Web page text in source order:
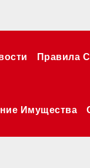
Правила
Имущества